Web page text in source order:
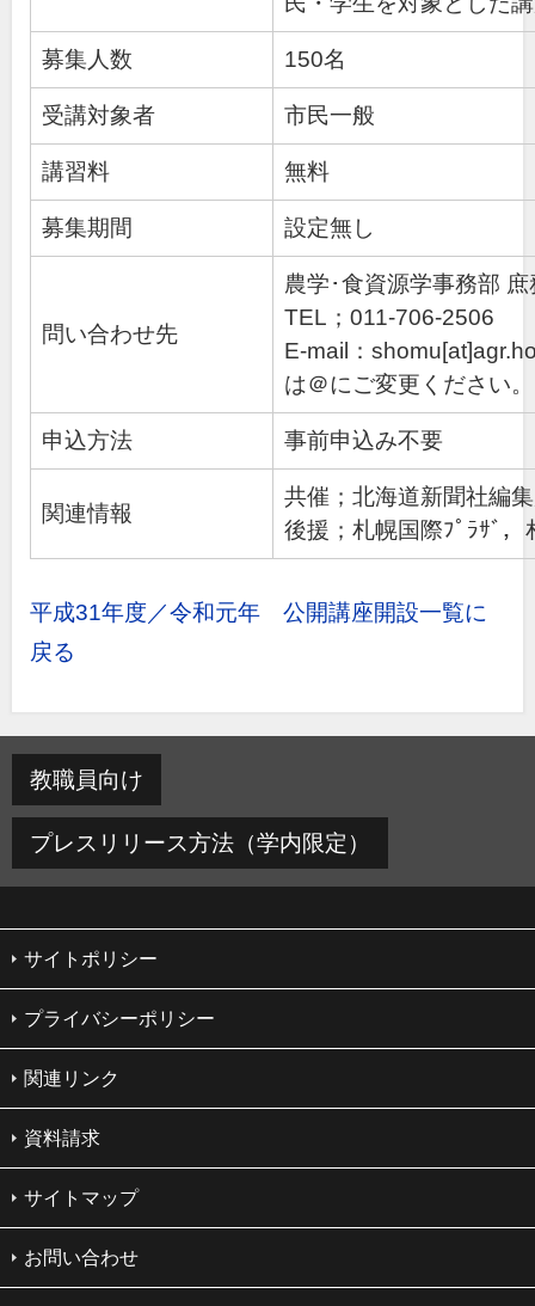
募集人数 150名
受講対象者 市民一般
講習料 無料
募集期間 設定無し
問い合わせ先
農学･食資源学事務部
TEL；011-706-2506
E-mail：
は＠にご変更ください
申込方法 事前申込み不要
関連情報
共催；北海道新聞社編
後援；札幌国際ﾌﾟﾗｻﾞ
平成31年度／令和元年 公開講座開設一覧に
戻る
教職員向け
プレスリリース方法（学内限定）
サイトポリシー
プライバシーポリシー
関連リンク
資料請求
サイトマップ
お問い合わせ